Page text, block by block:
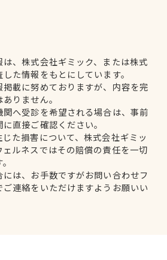
、株式会社ギミック、または株式
た情報をもとにしています。
載に努めておりますが、内容を完
りません。
へ受診を希望される場合は、事前
直接ご確認ください。
た損害について、株式会社ギミッ
ルネスではその賠償の責任を一切
は、お手数ですがお問い合わせフ
連絡をいただけますようお願いい